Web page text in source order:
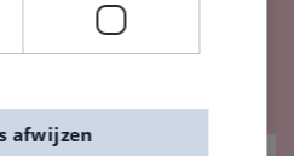
nieuwsbrief
inspiratie,
afwijzen